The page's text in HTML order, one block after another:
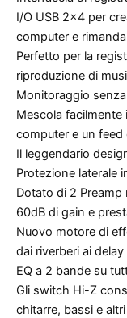
I/O USB 2×4 per
computer e
Perfetto per la
riproduzione di
Monitoraggio
Mescola facilmente
computer e un
Il leggendario
Protezione laterale
Dotato di 2
60dB di gain e
Nuovo motore di
dai riverberi ai
EQ a 2 bande su
Gli switch Hi-Z
chitarre, bassi e